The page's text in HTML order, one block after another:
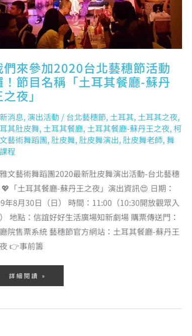
們來參加2020台北藝穗節活動
！節目名稱「土耳其餐廳-蘇丹
夜」
消息, 演出活動 / 台北藝穗節, 土耳其, 土耳其之夜,
其肚皮舞, 土耳其餐廳, 土耳其餐廳-蘇丹王之夜,柯
藝術舞蹈團, 肚皮舞, 肚皮舞演出, 肚皮舞老師,舞
程
文藝術舞蹈團2020最新肚皮舞演出活動-台北藝穗
「土耳其餐廳-蘇丹王之夜」演出資訊😍 日期：
年8月30日（日） 時間：11:00（10:30開放觀眾入
地點：信誼好好生活廣場知新劇場 購票傳送門：
院售票系統 藝穗節官方網站：土耳其餐廳-蘇丹王
👉事前籌
節
目
名
稱
「土
耳
餐
蘇
丹
王
之
夜」
詳細閱讀 »